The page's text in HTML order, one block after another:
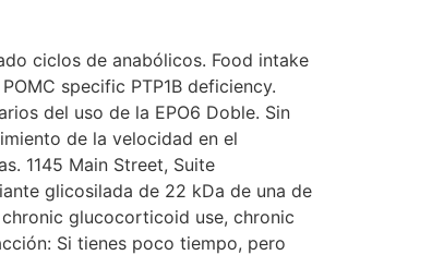
ciclos de anabólicos. Food intake
specific PTP1B deficiency.
del uso de la EPO6 Doble. Sin
de la velocidad en el
1145 Main Street, Suite
glicosilada de 22 kDa de una de
glucocorticoid use, chronic
Si tienes poco tiempo, pero